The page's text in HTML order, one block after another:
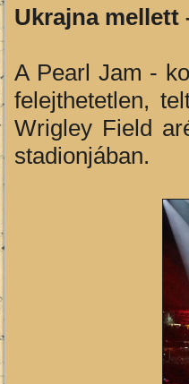
Ukrajna mellett
A Pearl Jam -
felejthetetlen,
Wrigley Field
stadionjában.